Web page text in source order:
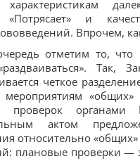
«Потрясает» и
Впрочем,
отметим то, что
четкое
«общих»
проверок органами
актом
относительно
плановые проверки —